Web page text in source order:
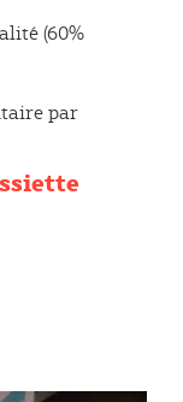
(60%
par